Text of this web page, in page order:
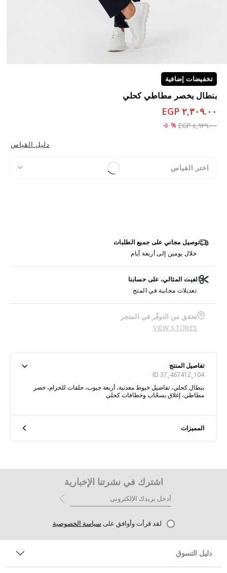
تخفيضات إضافية
بنطال بخصر مطاطي كحلي
٢,٣٠٩.٠٠ EGP
Price reduced from
٤,٦٢٩.٠٠ EGP to ٢,٣٠٩.٠٠ EGP%٥٠-
دليل القياس
اختر القياس
توصيل مجاني على جميع الطلبات
خلال يومين إلى أربعة أيام
الفيت المثالي، على حسابنا
تعديلات مجانية في المتج
تحقق من التوفّر في المتجر
VIEW STORES
تفاصيل المنتج
ID 37_467412_104
بنطال كحلي، تفاصيل خيوط معدنية، أربعة جيوب، حلقات للحزام، خصر
مطاطي، إغلاق بسحّاب وخطافات كحلي
المميزات
اشترك في نشرتنا الإخبارية
لقد قرأت وأوافق على سياسة الخصوصية
دليل التسوق